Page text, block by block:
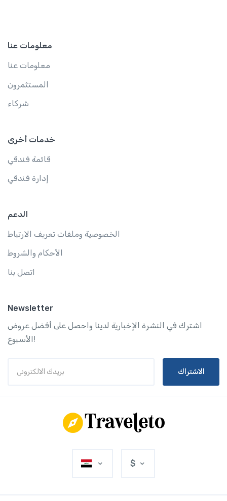
معلومات عنا
معلومات عنا
المستثمرون
شركاء
خدمات أخرى
قائمة فندقي
إدارة فندقي
الدعم
الخصوصية وملفات تعريف الارتباط
الأحكام والشروط
اتصل بنا
Newsletter
اشترك في النشرة الإخبارية لدينا واحصل على أفضل عروض
الأسبوع!
الاشتراك
$